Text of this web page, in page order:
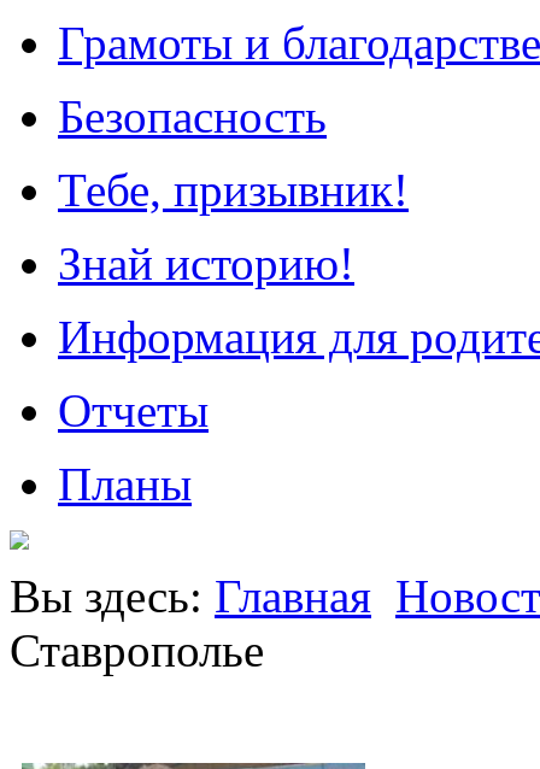
Грамоты и
Безопасность
Тебе, призывник!
Знай историю!
Информация для
Отчеты
Планы
Вы здесь: Главная
Ставрополье